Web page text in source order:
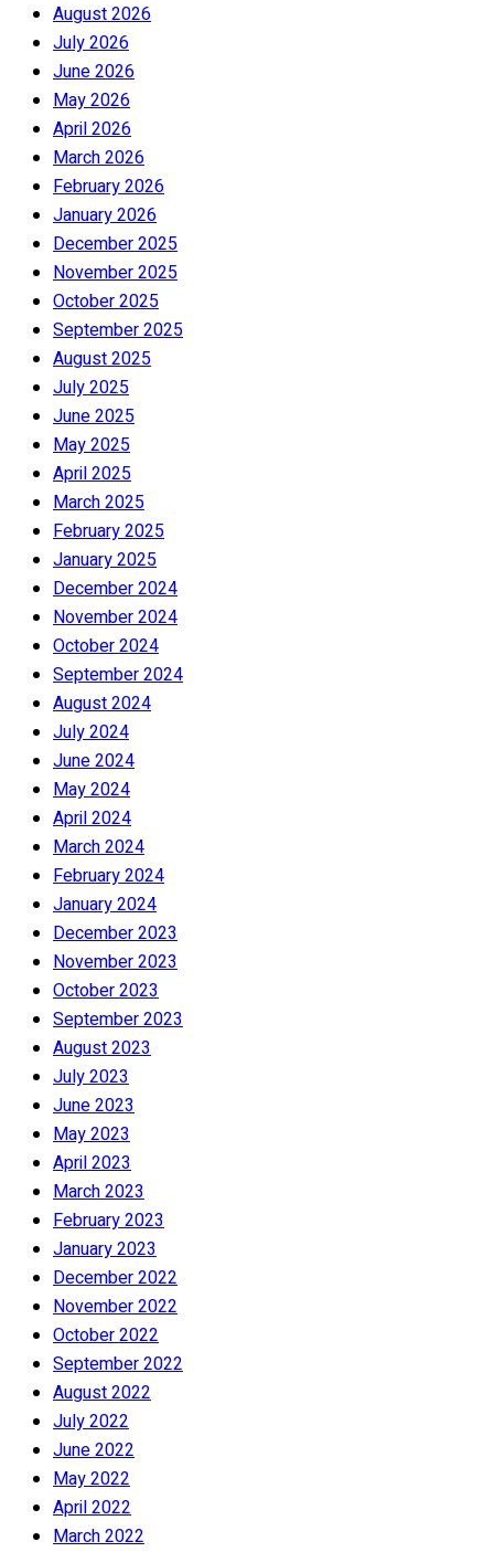
August 2026
July 2026
June 2026
May 2026
April 2026
March 2026
February 2026
January 2026
December 2025
November 2025
October 2025
September 2025
August 2025
July 2025
June 2025
May 2025
April 2025
March 2025
February 2025
January 2025
December 2024
November 2024
October 2024
September 2024
August 2024
July 2024
June 2024
May 2024
April 2024
March 2024
February 2024
January 2024
December 2023
November 2023
October 2023
September 2023
August 2023
July 2023
June 2023
May 2023
April 2023
March 2023
February 2023
January 2023
December 2022
November 2022
October 2022
September 2022
August 2022
July 2022
June 2022
May 2022
April 2022
March 2022